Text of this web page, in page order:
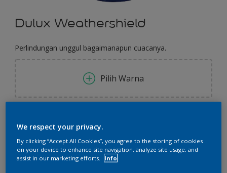
Dulux Weathershield
Perlindungan unggul bagaimanapun cuacanya.
Pilih Warna
2.5 L
Jumlah Kalkulator cat
We respect your privacy.
By clicking “Accept All Cookies”, you agree to the storing of cookies
on your device to enhance site navigation, analyze site usage, and
assist in our marketing efforts.
Info